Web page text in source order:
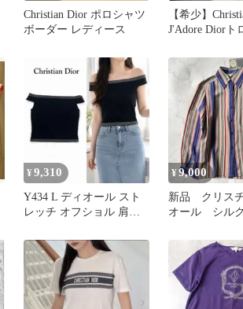
Christian Dior ポロシャツ
ボーダー レディース
【希少】
J'Adore Diorト
¥ 9,310
Y434 L ディオール スト
レッチ オフショル 肩見
ス
¥9,000
新品 クリス
オール シル
◆8415